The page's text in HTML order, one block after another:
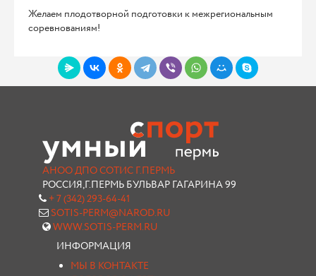
Желаем плодотворной подготовки к межрегиональным
соревнованиям!
АНОО ДПО СОТИС Г.ПЕРМЬ
РОССИЯ,Г.ПЕРМЬ БУЛЬВАР ГАГАРИНА 99
+ 7 (342) 293-64-41
SOTIS-PERM@NAROD.RU
WWW.SOTIS-PERM.RU
ИНФОРМАЦИЯ
МЫ В КОНТАКТЕ